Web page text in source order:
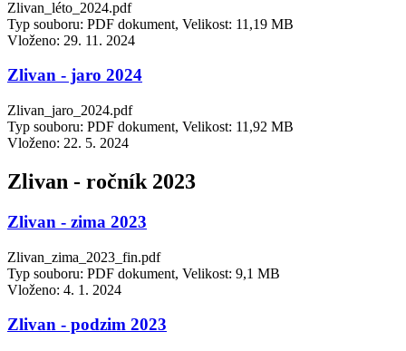
Zlivan_léto_2024.pdf
Typ souboru: PDF dokument, Velikost: 11,19 MB
Vloženo: 29. 11. 2024
Zlivan - jaro 2024
Zlivan_jaro_2024.pdf
Typ souboru: PDF dokument, Velikost: 11,92 MB
Vloženo: 22. 5. 2024
Zlivan - ročník 2023
Zlivan - zima 2023
Zlivan_zima_2023_fin.pdf
Typ souboru: PDF dokument, Velikost: 9,1 MB
Vloženo: 4. 1. 2024
Zlivan - podzim 2023